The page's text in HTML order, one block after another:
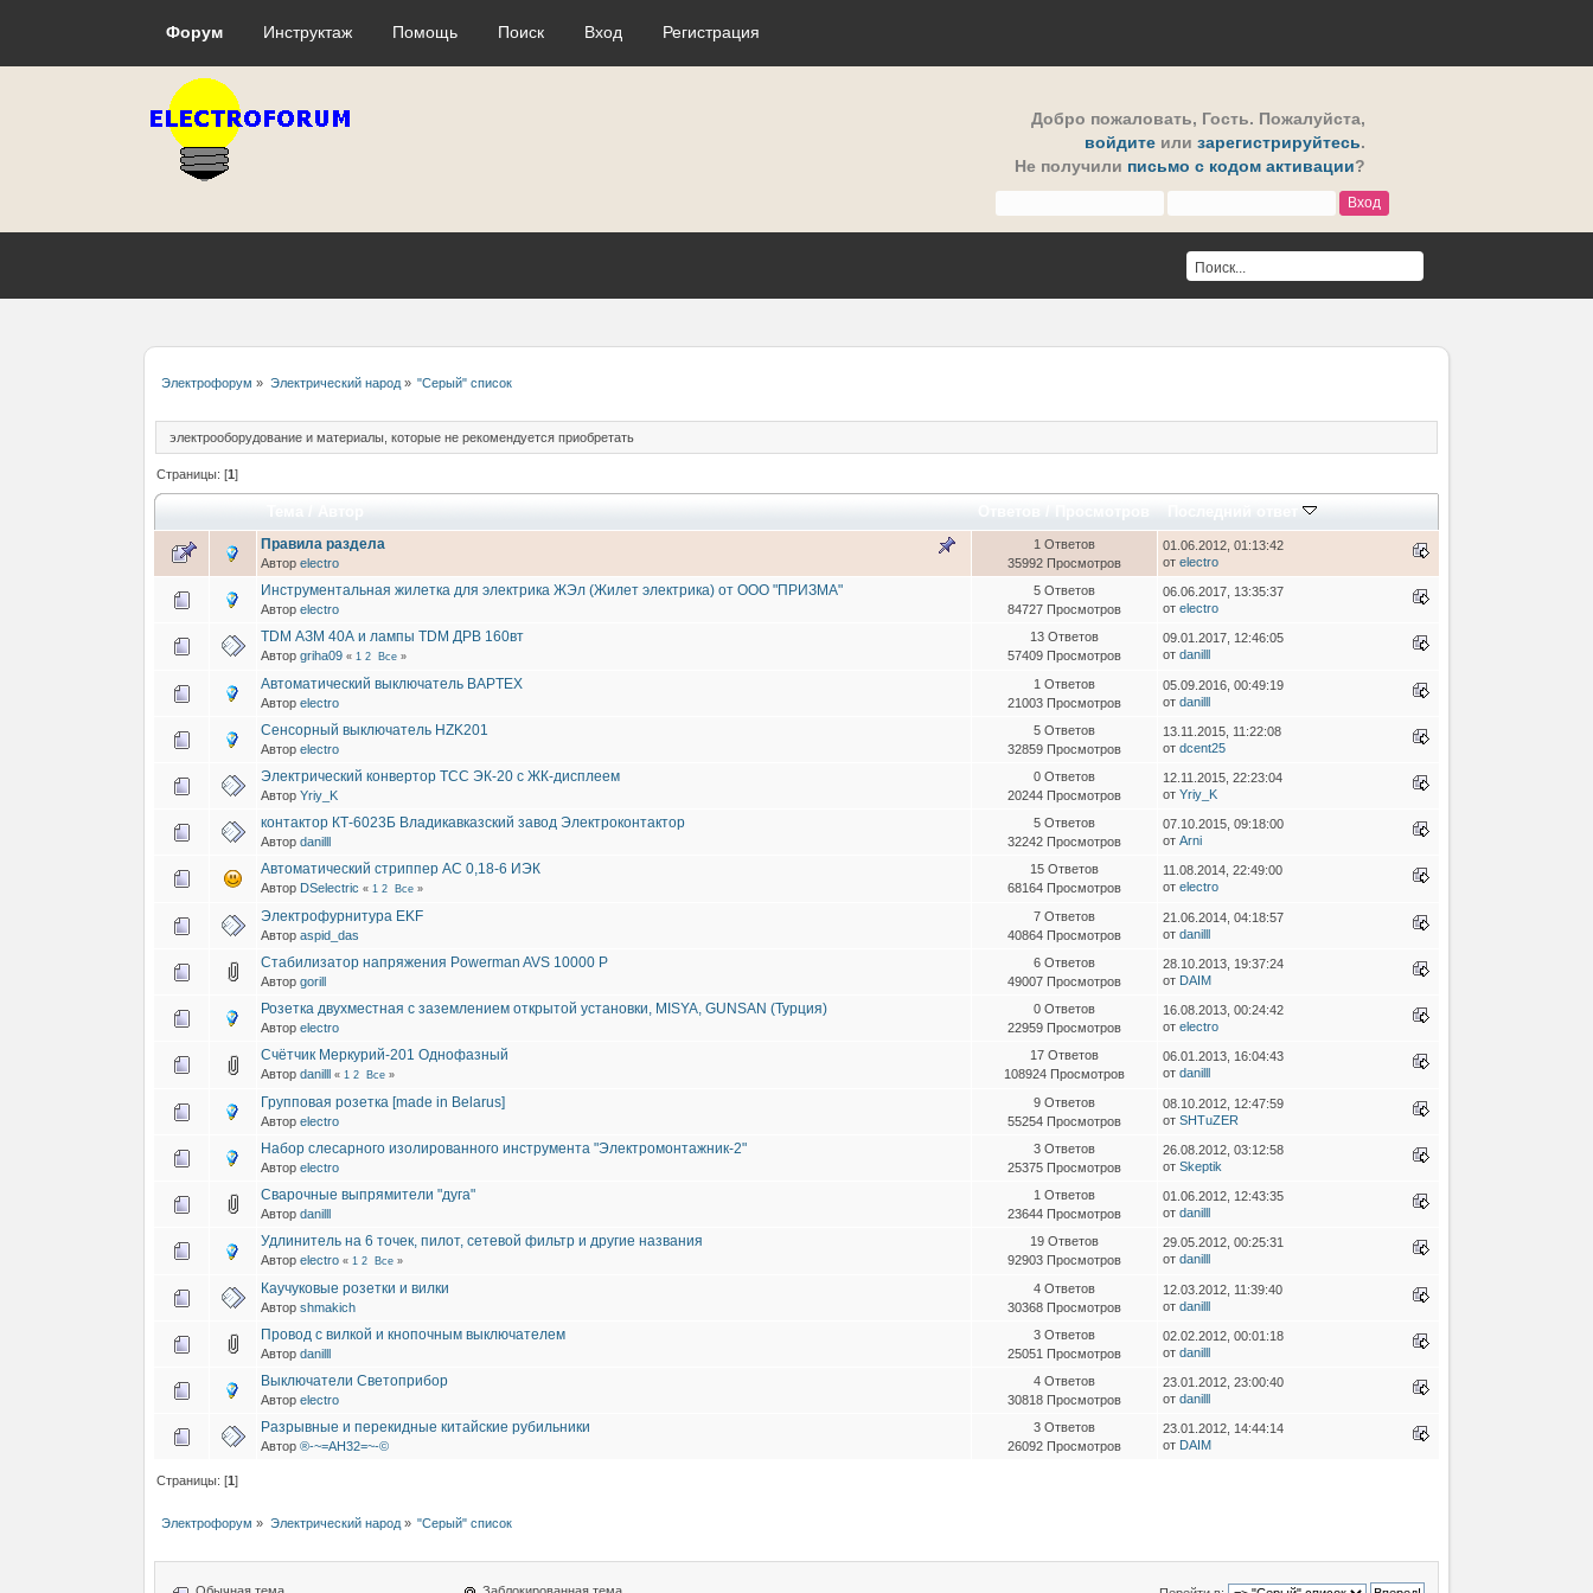
Форум Инструктаж Помощь Поиск Вход Регистрация
Добро пожаловать, Гость. Пожалуйста,
войдите или зарегистрируйтесь.
Не получили письмо с кодом активации?
Электрофорум » Электрический народ» "Серый" список
электрооборудование и материалы, которые не рекомендуется приобретать
Страницы: [1]
Последний ответ
Правила раздела
Автор electro
1 Ответов
35992 Просмотров
01.06.2012, 01:13:42
от electro
Инструментальная жилетка для электрика ЖЭл (Жилет электрика) от ООО "ПРИЗМА"
Автор electro
5 Ответов
84727 Просмотров
06.06.2017, 13:35:37
от electro
TDM АЗМ 40А и лампы TDM ДРВ 160вт
Автор griha09 « 1 2 Все »
13 Ответов
57409 Просмотров
09.01.2017, 12:46:05
от danilll
Автоматический выключатель BAPTEX
Автор electro
1 Ответов
21003 Просмотров
05.09.2016, 00:49:19
от danilll
Сенсорный выключатель HZK201
Автор electro
5 Ответов
32859 Просмотров
13.11.2015, 11:22:08
от dcent25
Электрический конвертор ТСС ЭК-20 с ЖК-дисплеем
Автор Yriy_K
0 Ответов
20244 Просмотров
12.11.2015, 22:23:04
от Yriy_K
контактор КТ-6023Б Владикавказский завод Электроконтактор
Автор danilll
5 Ответов
32242 Просмотров
07.10.2015, 09:18:00
от Arni
Автоматический стриппер AC 0,18-6 ИЭК
Автор DSelectric « 1 2 Все »
15 Ответов
68164 Просмотров
11.08.2014, 22:49:00
от electro
Электрофурнитура EKF
Автор aspid_das
7 Ответов
40864 Просмотров
21.06.2014, 04:18:57
от danilll
Стабилизатор напряжения Powerman AVS 10000 P
Автор gorill
6 Ответов
49007 Просмотров
28.10.2013, 19:37:24
от DAIM
Розетка двухместная с заземлением открытой установки, MISYA, GUNSAN (Турция)
Автор electro
0 Ответов
22959 Просмотров
16.08.2013, 00:24:42
от electro
Счётчик Меркурий-201 Однофазный
Автор danilll « 1 2 Все »
17 Ответов
108924 Просмотров
06.01.2013, 16:04:43
от danilll
Групповая розетка [made in Belarus]
Автор electro
9 Ответов
55254 Просмотров
08.10.2012, 12:47:59
от SHTuZER
Набор слесарного изолированного инструмента "Электромонтажник-2"
Автор electro
3 Ответов
25375 Просмотров
26.08.2012, 03:12:58
от Skeptik
Сварочные выпрямители "дуга"
Автор danilll
1 Ответов
23644 Просмотров
01.06.2012, 12:43:35
от danilll
Удлинитель на 6 точек, пилот, сетевой фильтр и другие названия
Автор electro « 1 2 Все »
19 Ответов
92903 Просмотров
29.05.2012, 00:25:31
от danilll
Каучуковые розетки и вилки
Автор shmakich
4 Ответов
30368 Просмотров
12.03.2012, 11:39:40
от danilll
Провод с вилкой и кнопочным выключателем
Автор danilll
3 Ответов
25051 Просмотров
02.02.2012, 00:01:18
от danilll
Выключатели Светоприбор
Автор electro
4 Ответов
30818 Просмотров
23.01.2012, 23:00:40
от danilll
Разрывные и перекидные китайские рубильники
Автор ®-~=АН32=~-©
3 Ответов
26092 Просмотров
23.01.2012, 14:44:14
от DAIM
Страницы: [1]
Электрофорум » Электрический народ» "Серый" список
Обычная тема Заблокированная тема